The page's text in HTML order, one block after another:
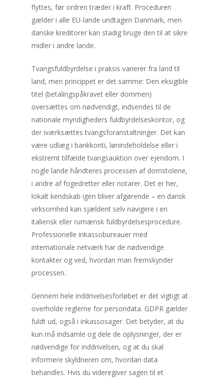
flyttes, før ordren træder i kraft. Proceduren
gælder i alle EU-lande undtagen Danmark, men
danske kreditorer kan stadig bruge den til at sikre
midler i andre lande.
Tvangsfuldbyrdelse i praksis varierer fra land til
land, men princippet er det samme: Den eksigible
titel (betalingspåkravet eller dommen)
oversættes om nødvendigt, indsendes til de
nationale myndigheders fuldbyrdelseskontor, og
der iværksættes tvangsforanstaltninger. Det kan
være udlæg i bankkonti, lønindeholdelse eller i
ekstremt tilfælde tvangsauktion over ejendom. I
nogle lande håndteres processen af domstolene,
i andre af fogedretter eller notarer. Det er her,
lokalt kendskab igen bliver afgørende – en dansk
virksomhed kan sjældent selv navigere i en
italiensk eller rumænsk fuldbyrdelsesprocedure.
Professionelle inkassobureauer med
internationale netværk har de nødvendige
kontakter og ved, hvordan man fremskynder
processen.
Gennem hele inddrivelsesforløbet er det vigtigt at
overholde reglerne for persondata. GDPR gælder
fuldt ud, også i inkassosager. Det betyder, at du
kun må indsamle og dele de oplysninger, der er
nødvendige for inddrivelsen, og at du skal
informere skyldneren om, hvordan data
behandles. Hvis du videregiver sagen til et